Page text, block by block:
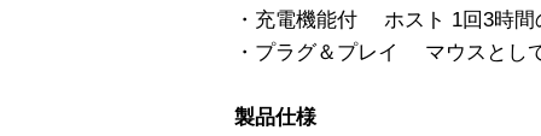
・充電機能付 ホスト 1回3時間
・プラグ＆プレイ マウスとし
製品仕様